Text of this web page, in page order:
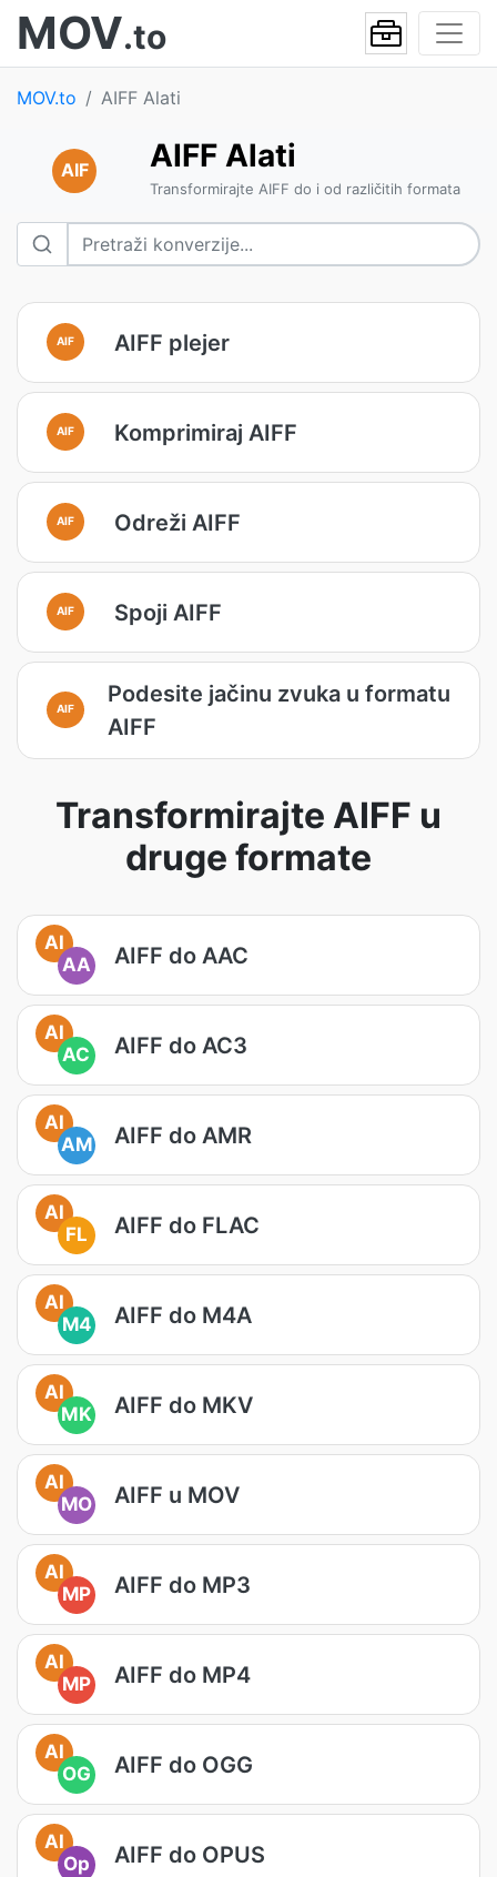
MOV.to
MOV.to AIFF Alati
AIF AIFF Alati
Transformirajte AIFF do i od različitih formata
AIF AIFF plejer
AIF Komprimiraj AIFF
AIF Odreži AIFF
AIF Spoji AIFF
AIF
Podesite jačinu zvuka u formatu
AIFF
Transformirajte AIFF u
druge formate
AI
AA
AIFF do AAC
AI
AC
AIFF do AC3
AI
AM
AIFF do AMR
AI
FL
AIFF do FLAC
AI
M4
AIFF do M4A
AI
MK
AIFF do MKV
AI
MO
AIFF u MOV
AI
MP
AIFF do MP3
AI
MP
AIFF do MP4
AI
OG
AIFF do OGG
AI
Op
AIFF do OPUS